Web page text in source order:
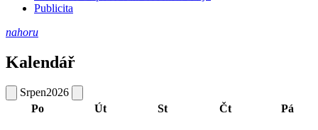
Publicita
nahoru
Kalendář
Srpen2026
Po
Út St Čt Pá